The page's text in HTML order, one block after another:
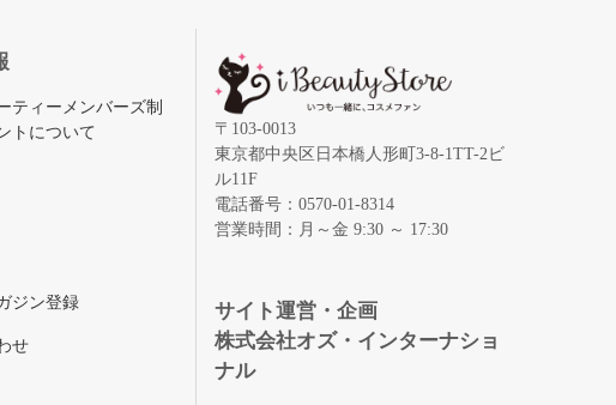
ティーメンバーズ制
トについて
ジン登録
せ
〒103-0013
東京都中央区日本橋人形町3-8-1TT-2ビ
ル11F
電話番号：0570-01-8314
営業時間：月～金 9:30 ～ 17:30
サイト運営・企画
株式会社オズ・インターナショ
ナル